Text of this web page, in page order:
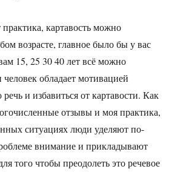
картавость можно
возрасте, главное было бы у вас
15, 25 30 40 лет всё можно
человек обладает мотивацией
и избавиться от картавости. Как
отзывы и моя практика,
ситуациях люди уделяют по-
внимание и прикладывают
того чтобы преодолеть это речевое